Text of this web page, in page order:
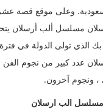
وعلى موقع قصة
مسلسل ألب أرسلان
الذي تولى الدولة في
عدد كبير من نجوم الفن
، ونجوم آخرون.
الب ارسلان